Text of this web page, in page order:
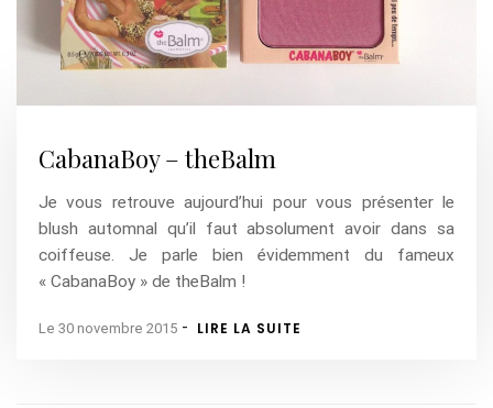
CabanaBoy – theBalm
Je vous retrouve aujourd’hui pour vous présenter le
blush automnal qu’il faut absolument avoir dans sa
coiffeuse. Je parle bien évidemment du fameux
« CabanaBoy » de theBalm !
Le 30 novembre 2015 - LIRE LA SUITE